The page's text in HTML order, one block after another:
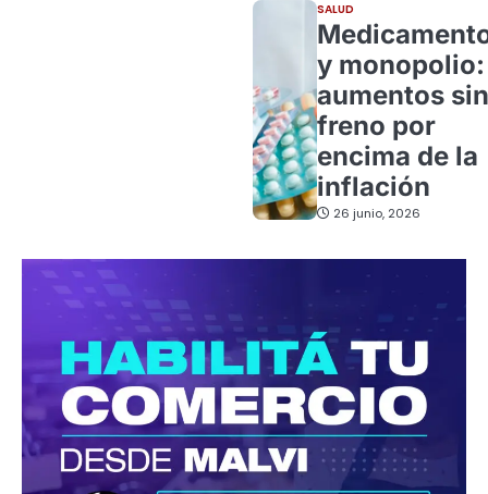
SALUD
y monopolio:
aumentos sin
freno por
encima de la
inflación
26 junio, 2026